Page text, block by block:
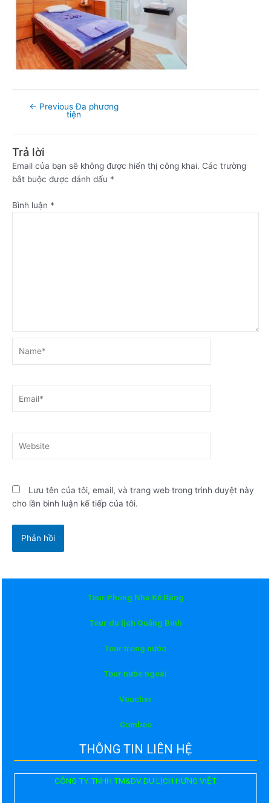
← Previous Đa phương
tiện
Trả lời
Email của bạn sẽ không được hiển thị công khai. Các trường
bắt buộc được đánh dấu *
Bình luận *
Lưu tên của tôi, email, và trang web trong trình duyệt này
cho lần bình luận kế tiếp của tôi.
Tour Phong Nha Kẻ Bàng
Tour du lịch Quảng Bình
Tour trong nước
Tour nước ngoài
Voucher
Comboo
THÔNG TIN LIÊN HỆ
CÔNG TY TNHH TM&DV DU LỊCH HƯNG VIỆT